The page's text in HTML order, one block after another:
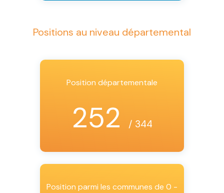
Positions au niveau départemental
Position départementale
252 / 344
Position parmi les communes de 0 -